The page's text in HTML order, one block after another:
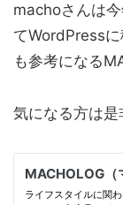
machoさんは
てWordPress
も参考になる
気になる方は是